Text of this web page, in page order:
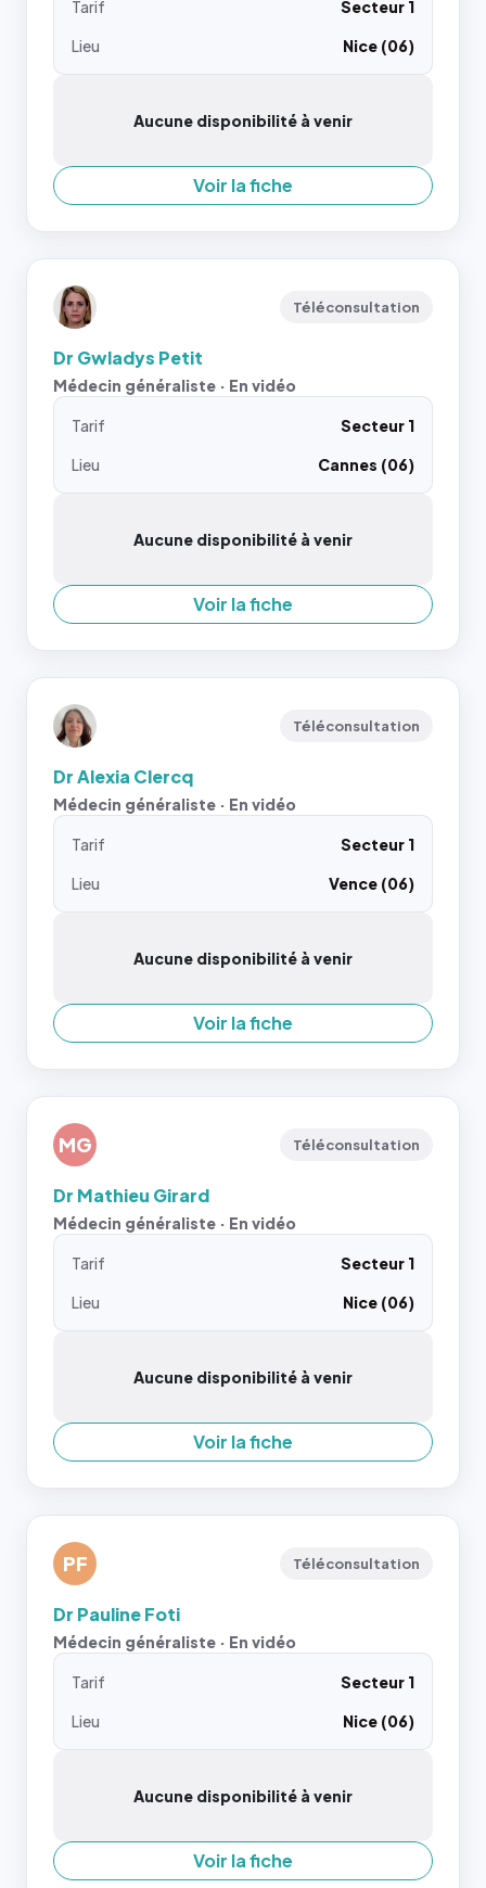
Tarif
Secteur 1
Lieu
Nice (06)
Aucune disponibilité à venir
Voir la fiche
Téléconsultation
Dr Gwladys Petit
Médecin généraliste · En vidéo
Tarif
Secteur 1
Lieu
Cannes (06)
Aucune disponibilité à venir
Voir la fiche
Téléconsultation
Dr Alexia Clercq
Médecin généraliste · En vidéo
Tarif
Secteur 1
Lieu
Vence (06)
Aucune disponibilité à venir
Voir la fiche
MG Téléconsultation
Dr Mathieu Girard
Médecin généraliste · En vidéo
Tarif
Secteur 1
Lieu
Nice (06)
Aucune disponibilité à venir
Voir la fiche
PF Téléconsultation
Dr Pauline Foti
Médecin généraliste · En vidéo
Tarif
Secteur 1
Lieu
Nice (06)
Aucune disponibilité à venir
Voir la fiche